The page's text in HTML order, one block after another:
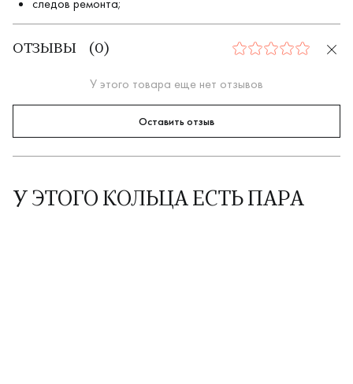
следов ремонта;
ОТЗЫВЫ ( 0) 0
У этого товара еще нет отзывов
Оставить отзыв
У ЭТОГО КОЛЬЦА ЕСТЬ ПАРА